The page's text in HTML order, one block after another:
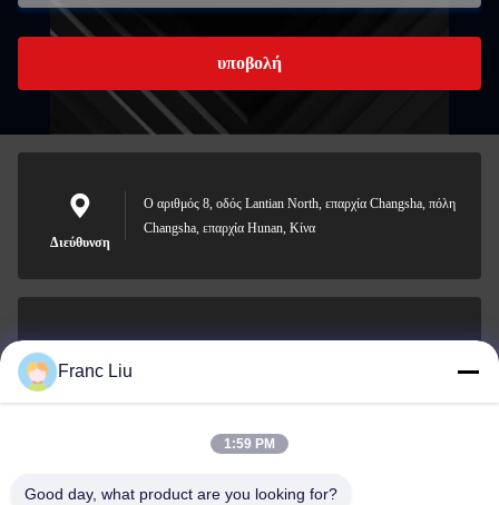
υποβολή
Διεύθυνση
Ο αριθμός 8, οδός Lantian North, επαρχία Changsha, πόλη
Changsha, επαρχία Hunan, Κίνα
Ηλεκτρονικό
Franc Liu
1:59 PM
Good day, what product are you looking for?